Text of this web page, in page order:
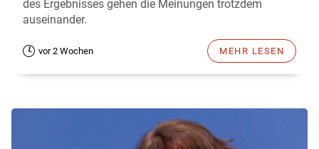
des Ergebnisses gehen die Meinungen trotzdem
auseinander.
vor 2 Wochen MEHR LESEN